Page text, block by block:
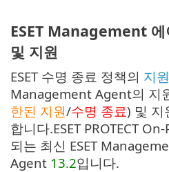
ESET Management 에
및 지원
ESET 수명 종료 정책의 지
Management Agent의 지
한된 지원/수명 종료) 및 지
합니다.ESET PROTECT
되는 최신 ESET
Agent 13.2입니다.